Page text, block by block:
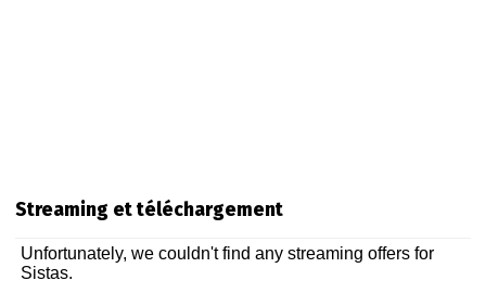
Streaming et téléchargement